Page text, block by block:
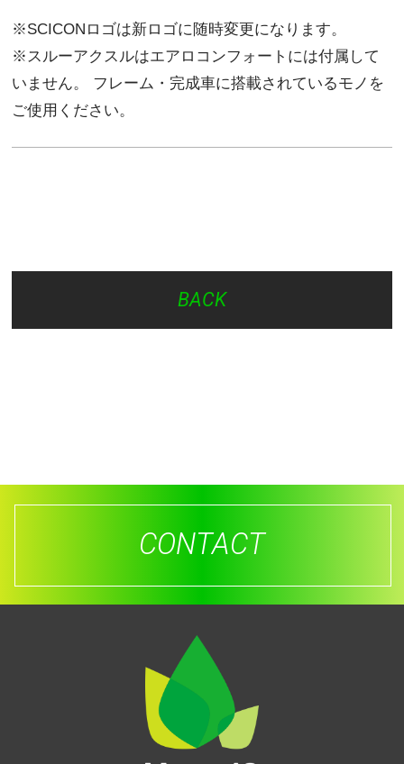
※SCICONロゴは新ロゴに随時変更になります。
※スルーアクスルはエアロコンフォートには付属して
いません。 フレーム・完成車に搭載されているモノを
ご使用ください。
BACK
CONTACT